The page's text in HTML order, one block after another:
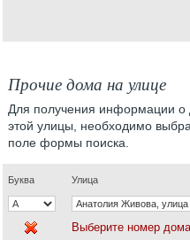
Прочие дома на улице
Для получения информации о
этой улицы, необходимо
поле формы поиска.
Буква Улица
Выберите номер дома